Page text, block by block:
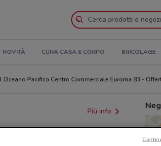
NOVITÀ CURA CASA E CORPO BRICOLAGE
Oceano Pacifico Centro Commerciale Euroma 83 -
Più info